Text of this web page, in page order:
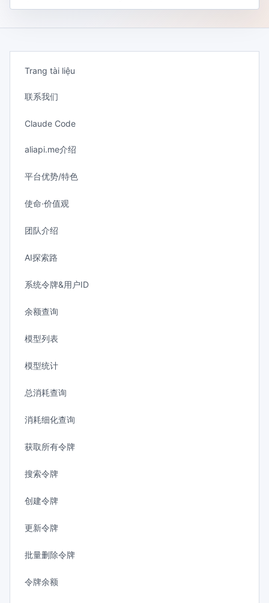
Trang tài liệu
联系我们
Claude Code
aliapi.me介绍
平台优势/特色
使命·价值观
团队介绍
AI探索路
系统令牌&用户ID
余额查询
模型列表
模型统计
总消耗查询
消耗细化查询
获取所有令牌
搜索令牌
创建令牌
更新令牌
批量删除令牌
令牌余额